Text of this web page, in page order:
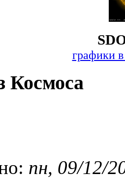
графики
Космоса
пн, 09/12/